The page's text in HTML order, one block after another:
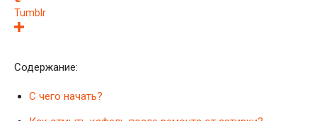
Tumblr
Содержание:
С чего начать?